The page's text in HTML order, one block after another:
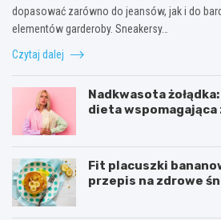
dopasować zarówno do jeansów, jak i do
elementów garderoby. Sneakersy…
Czytaj dalej
Nadkwasota
dieta wspomagająca
Fit placuszki
przepis na zdrowe